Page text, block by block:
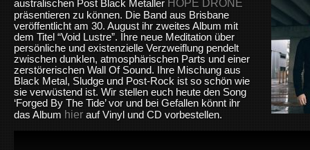
australischen Post Black Metaller HOPE DRONE
präsentieren zu können. Die Band aus Brisbane
veröffentlicht am 30. August ihr zweites Album mit
dem Titel “Void Lustre”. Ihre neue Meditation über
persönliche und existenzielle Verzweiflung pendelt
zwischen dunklen, atmosphärischen Parts und einer
zerstörerischen Wall Of Sound. Ihre Mischung aus
Black Metal, Sludge und Post-Rock ist so schön wie
sie verwüstend ist. Wir stellen euch heute den Song
‘Forged By The Tide’ vor und bei Gefallen könnt ihr
das Album hier auf Vinyl und CD vorbestellen.